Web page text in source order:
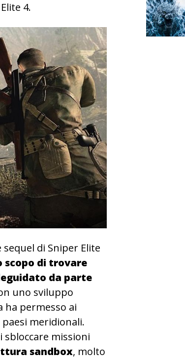
4.
di Sniper Elite
scopo di trovare
da parte
uno sviluppo
ha permesso ai
meridionali.
sbloccare missioni
sandbox, molto